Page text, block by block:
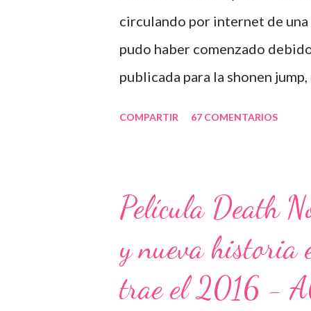
circulando por internet de una
pudo haber comenzado
publicada para la shonen
2007 en Japón) y el segundo
Successors", (emitido 22 de
resúmenes de la misma serie.
momento se llega a
COMPARTIR 67 COMENTARIOS
Película Death
y nueva historia
trae el 2016 -